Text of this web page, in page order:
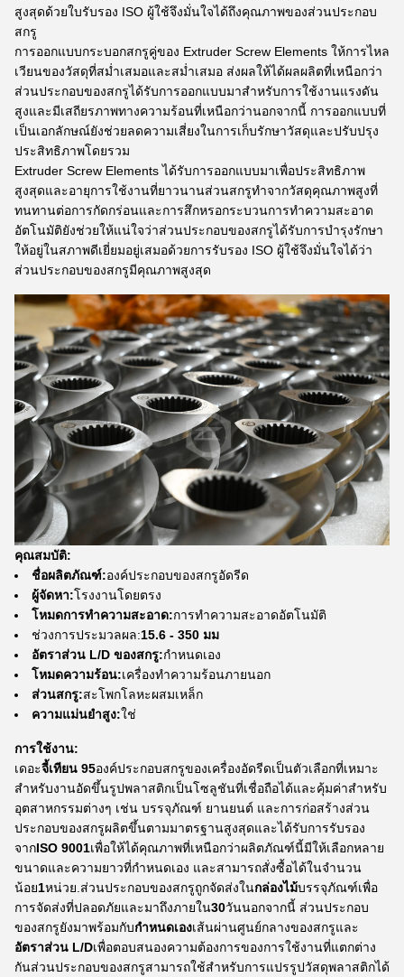
สูงสุดด้วยใบรับรอง ISO ผู้ใช้จึงมั่นใจได้ถึงคุณภาพของส่วนประกอบ
สกรู
การออกแบบกระบอกสกรูคู่ของ Extruder Screw Elements ให้การไหล
เวียนของวัสดุที่สม่ำเสมอและสม่ำเสมอ ส่งผลให้ได้ผลผลิตที่เหนือกว่า
ส่วนประกอบของสกรูได้รับการออกแบบมาสำหรับการใช้งานแรงดัน
สูงและมีเสถียรภาพทางความร้อนที่เหนือกว่านอกจากนี้ การออกแบบที่
เป็นเอกลักษณ์ยังช่วยลดความเสี่ยงในการเก็บรักษาวัสดุและปรับปรุง
ประสิทธิภาพโดยรวม
Extruder Screw Elements ได้รับการออกแบบมาเพื่อประสิทธิภาพ
สูงสุดและอายุการใช้งานที่ยาวนานส่วนสกรูทำจากวัสดุคุณภาพสูงที่
ทนทานต่อการกัดกร่อนและการสึกหรอกระบวนการทำความสะอาด
อัตโนมัติยังช่วยให้แน่ใจว่าส่วนประกอบของสกรูได้รับการบำรุงรักษา
ให้อยู่ในสภาพดีเยี่ยมอยู่เสมอด้วยการรับรอง ISO ผู้ใช้จึงมั่นใจได้ว่า
ส่วนประกอบของสกรูมีคุณภาพสูงสุด
คุณสมบัติ:
ชื่อผลิตภัณฑ์:องค์ประกอบของสกรูอัดรีด
ผู้จัดหา:โรงงานโดยตรง
โหมดการทำความสะอาด:การทำความสะอาดอัตโนมัติ
ช่วงการประมวลผล:15.6 - 350 มม
อัตราส่วน L/D ของสกรู:กำหนดเอง
โหมดความร้อน:เครื่องทำความร้อนภายนอก
ส่วนสกรู:สะโพกโลหะผสมเหล็ก
ความแม่นยำสูง:ใช่
การใช้งาน:
เดอะจี้เทียน 95องค์ประกอบสกรูของเครื่องอัดรีดเป็นตัวเลือกที่เหมาะ
สำหรับงานอัดขึ้นรูปพลาสติกเป็นโซลูชันที่เชื่อถือได้และคุ้มค่าสำหรับ
อุตสาหกรรมต่างๆ เช่น บรรจุภัณฑ์ ยานยนต์ และการก่อสร้างส่วน
ประกอบของสกรูผลิตขึ้นตามมาตรฐานสูงสุดและได้รับการรับรอง
จากISO 9001เพื่อให้ได้คุณภาพที่เหนือกว่าผลิตภัณฑ์นี้มีให้เลือกหลาย
ขนาดและความยาวที่กำหนดเอง และสามารถสั่งซื้อได้ในจำนวน
น้อย1หน่วย.ส่วนประกอบของสกรูถูกจัดส่งในกล่องไม้บรรจุภัณฑ์เพื่อ
การจัดส่งที่ปลอดภัยและมาถึงภายใน30วันนอกจากนี้ ส่วนประกอบ
ของสกรูยังมาพร้อมกับกำหนดเองเส้นผ่านศูนย์กลางของสกรูและ
อัตราส่วน L/Dเพื่อตอบสนองความต้องการของการใช้งานที่แตกต่าง
กันส่วนประกอบของสกรูสามารถใช้สำหรับการแปรรูปวัสดุพลาสติกได้